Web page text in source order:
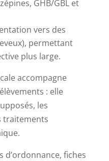
GHB/GBL et
vers des
permettant
plus large.
accompagne
: elle
les
traitements
d’ordonnance, fiches